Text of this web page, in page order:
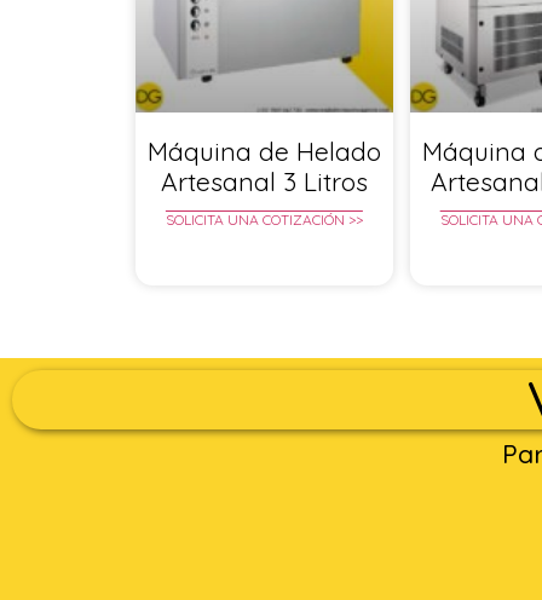
Máquina de Helado
Artesanal 3 Litros
SOLICITA UNA COTIZACIÓN >>
Máquina
SOLICITA UNA